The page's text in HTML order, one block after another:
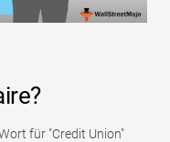
für "Credit Union"